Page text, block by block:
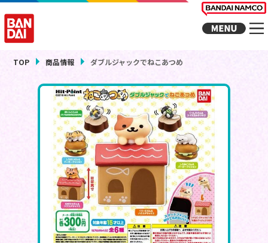
TOP 商品情報 ダブルジャックでねこあつめ